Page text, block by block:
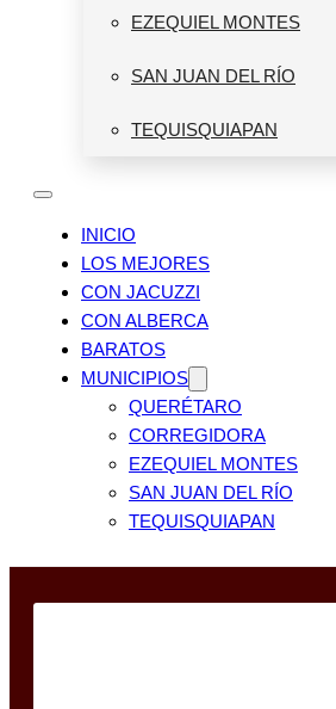
EZEQUIEL MONTES
SAN JUAN DEL RÍO
TEQUISQUIAPAN
INICIO
LOS MEJORES
CON JACUZZI
CON ALBERCA
BARATOS
MUNICIPIOS
QUERÉTARO
CORREGIDORA
EZEQUIEL MONTES
SAN JUAN DEL RÍO
TEQUISQUIAPAN